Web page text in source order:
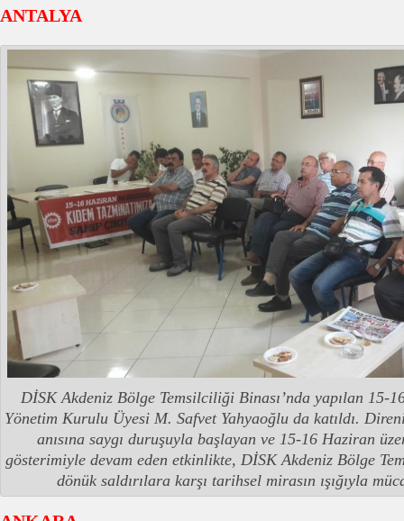
ANTALYA
DİSK Akdeniz Bölge Temsilciliği Binası’nda yapılan 15-
Yönetim Kurulu Üyesi M. Safvet Yahyaoğlu da katıldı.
anısına saygı duruşuyla başlayan ve 15-16 Haziran
gösterimiyle devam eden etkinlikte, DİSK Akdeniz Bölge
dönük saldırılara karşı tarihsel mirasın ışığıyla